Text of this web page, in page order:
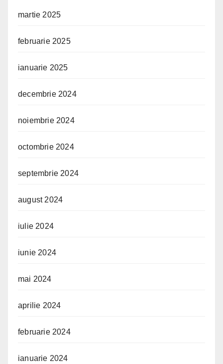
martie 2025
februarie 2025
ianuarie 2025
decembrie 2024
noiembrie 2024
octombrie 2024
septembrie 2024
august 2024
iulie 2024
iunie 2024
mai 2024
aprilie 2024
februarie 2024
ianuarie 2024